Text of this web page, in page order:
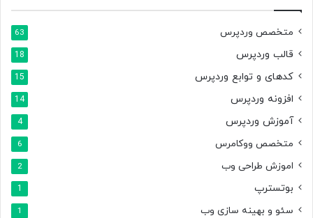
متخصص وردپرس 63
قالب وردپرس 18
کدهای و توابع وردپرس 15
افزونه وردپرس 14
آموزش وردپرس 4
متخصص ووکامرس 6
اموزش طراحی وب 2
بوتسترپ 1
سئو و بهینه سازی وب 1